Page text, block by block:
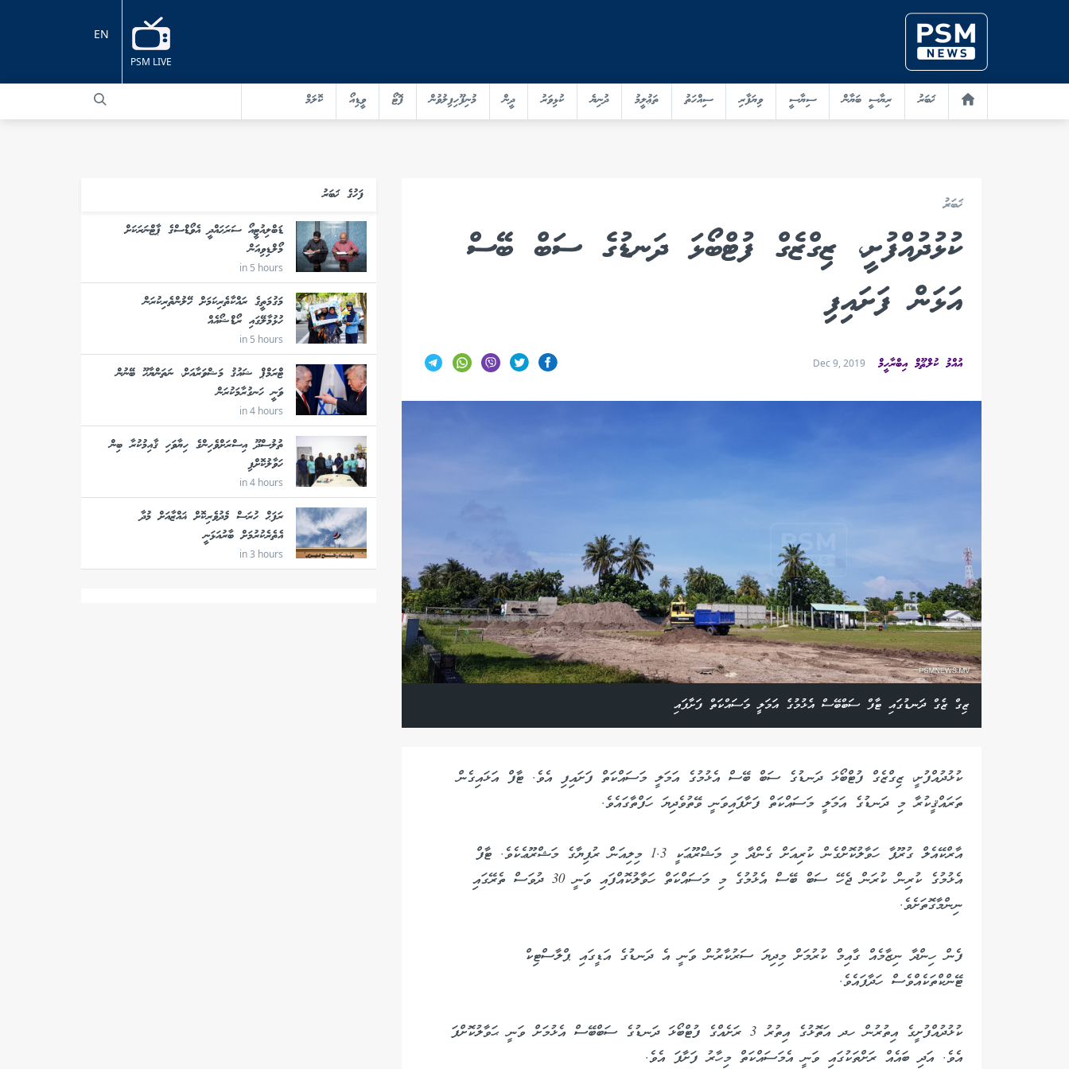
PSM LIVE
EN
ޚަބަރު ރިޔާސީ ބަޔާން ސިޔާސީ ވިޔަފާރި ސިއްހަތު ތަޢުލީމު ދުނިޔެ ކުޅިވަރު ދީން މުނިފޫހިފިލުވުން ފޮޓޯ ވީޑިއޯ ކޮލަމް
ޚަބަރު
ކުޅުދުއްފުށީ، ޒިގްޒެގް ފުޓްބޯޅަ ދަނޑުގެ ސަބް ބޭސް
އަޅަން ފަށައިފި
އުއްމު ކުލްޘޫމް އިބްރާހީމް Dec 9, 2019
ޒިގް ޒެގް ދަނޑުގައި ޓާފް ސަބްބޭސް އެޅުމުގެ އަމަލީ މަސައްކަތް ފަށާފައި
ކުޅުދުއްފުށީ، ޒިގްޒެގް ފުޓްބޯޅަ ދަނޑުގެ ސަބް ބޭސް އެޅުމުގެ އަމަލީ މަސައްކަތް ފަށައިފި އެވެ. ޓާފް އަޅައިގެން
ތަރައްޤީކުރާ މި ދަނޑުގެ އަމަލީ މަސައްކަތް ފަށާފައިވަނީ ވޭތުވެދިޔަ ހަފްތާގައެވެ.
އާރްކޭއެލް ގުރޫޕާ ހަވާލުކޮށްގެން ކުރިއަށް ގެންދާ މި މަޝްރޫޢަކީ 1.3 މިލިއަން ރުފިޔާގެ މަޝްރޫޢެކެވެ. ޓާފް
އެޅުމުގެ ކުރިން ކުރަން ޖެހޭ ސަބް ބޭސް އެޅުމުގެ މި މަސައްކަތް ހަވާލުކޮއްފައި ވަނީ 30 ދުވަސް ތެރޭގައި
ނިންމާގޮތަށެވެ.
ފެން ހިންދާ ނިޒާމެއް ގާއިމް ކުރުމަށް މިދިޔަ ސަރުކާރުން ވަނީ އެ ދަނޑުގެ އަޑީގައި ޕްލާސްޓިކް
ޓޭންކްތަކެއްވެސް ހަދާފައެވެ.
ކުޅުދުއްފުށީގެ އިތުރުން ހދ އަތޮޅުގެ އިތުރު 3 ރަށެއްގެ ފުޓްބޯޅަ ދަނޑުގެ ސަބްބޭސް އެޅުމަށް ވަނީ ޙަވާލުކޮށްފަ
އެވެ. އަދި ބައެއް ރަށްތަކުގައި ވަނީ އެމަސައްކަތް މިހާރު ފަށާފަ އެވެ.
ފަހުގެ ޚަބަރު
ޑަބްލިއުޓީއޯ ސަރަޙައްދީ އެވޯޑްސްގެ ޕާޓްނަރަކަށް
މޯލްޑިވިއަން
in 5 hours
މަގުމަތީގެ ރައްކާތެރިކަމަށް ހޭލުންތެރިކުރަން
ހުޅުމާލޭގައި ރޯޑްޝޯއެއް
in 5 hours
ޓްރަމްޕް ޝައުޤު މަޝްވަރާއަށް، ނަތަންޔާހޫ ބޭނުން
ވަނީ ހަނގުރާމަކުރަން
in 4 hours
ތުލުސްދޫ އިސްރަށްވެހިންގެ ހިޔާވަހި ޤާއިމުކުރާ ބިން
ހަވާލުކޮށްފި
in 4 hours
ރަފަޙް ހުރަސް މެދުވެރިކޮށް ޣައްޒާއަށް މުދާ
އެތެރެކުރުމަށް ބާރުއަޅަނީ
in 3 hours